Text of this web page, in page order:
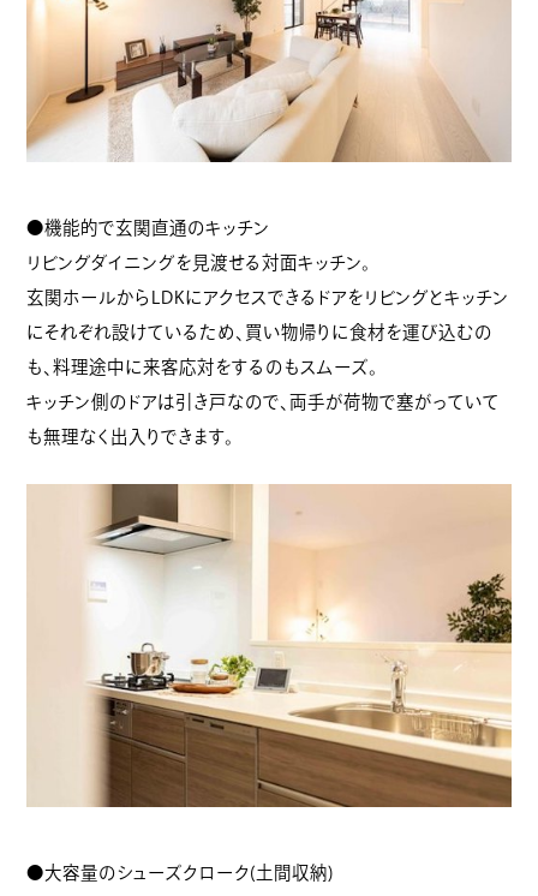
●機能的で玄関直通のキッチン
リビングダイニングを見渡せる対面キッチン。
玄関ホールからLDKにアクセスできるドアをリビングとキッチン
にそれぞれ設けているため、買い物帰りに食材を運び込むの
も、料理途中に来客応対をするのもスムーズ。
キッチン側のドアは引き戸なので、両手が荷物で塞がっていて
も無理なく出入りできます。
●大容量のシューズクローク(土間収納)